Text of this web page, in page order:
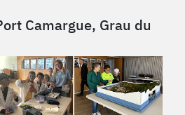
Camargue, Grau du